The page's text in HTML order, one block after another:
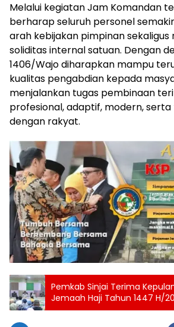
Melalui kegiatan Jam Komandan
berharap seluruh personel
arah kebijakan pimpinan
soliditas internal satuan. Dengan
1406/Wajo diharapkan mampu
kualitas pengabdian kepada
menjalankan tugas pembinaan
profesional, adaptif, modern,
dengan rakyat.
Pemkab Sinjai Terima
Jemaah Haji Tahun 1447 H/